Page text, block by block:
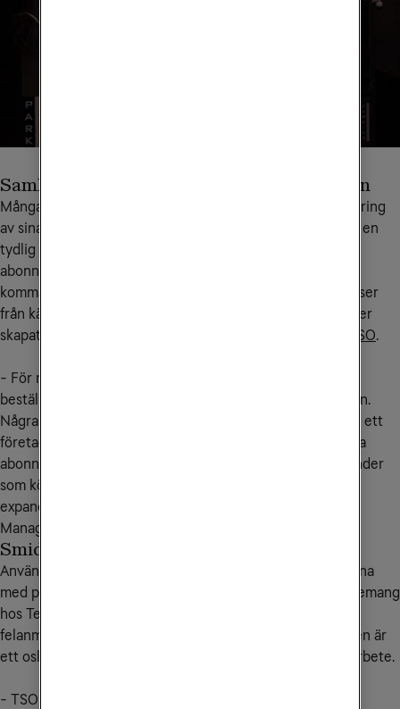
Samlad överblick och mindre administration
Många verksamheter lägger mycket tid på manuell hantering
av sina it- och telekomlösningar. Det gäller allt från att få en
tydlig översikt till att kunna lägga beställningar, ändra
abonnemang och följa upp statistik och ekonomi. För att
komma åt dessa utmaningar som tar onödig tid och resurser
från kärnverksamheten har vi tillsammans med våra kunder
skapat en självserviceplattform,
Tele2 Service Online - TSO.
- För mina kunder som själva vill hantera felanmälningar,
beställningar och komma åt fakturaunderlag är TSO kanon.
Några utmaningar som fungerar riktigt bra via TSO är när ett
företag med stora personalförändringar vill kunna hantera
abonnemangsfrågor själva. TSO kan underlätta för de kunder
som köper datanättjänster och har stor rörlighet eller
expanderar geografiskt, säger Patrik Söderberg, Account
Manager på Tele2 i Stockholm.
Smidig hantering i realtid
Användarna av TSO berättar att en av de största fördelarna
med portalen är att de har överblick över hela sitt engagemang
hos Tele2 Företag- från beställningar, fakturor och
felanmälningar till kontaktuppgifter. Överblicken i portalen är
ett oslagbart hjälpmedel för ett effektivt administrativt arbete.
- TSO hjälper våra kunder att hantera förändringar i sina